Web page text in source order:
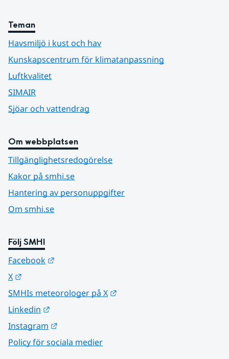
Teman
Havsmiljö i kust och hav
Kunskapscentrum för klimatanpassning
Luftkvalitet
SIMAIR
Sjöar och vattendrag
Om webbplatsen
Tillgänglighetsredogörelse
Kakor på smhi.se
Hantering av personuppgifter
Om smhi.se
Följ SMHI
Facebook
X
SMHIs meteorologer på X
Linkedin
Instagram
Policy för sociala medier